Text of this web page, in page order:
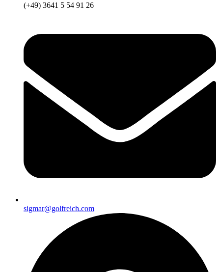
(+49) 3641 5 54 91 26
sigmar@golfreich.com